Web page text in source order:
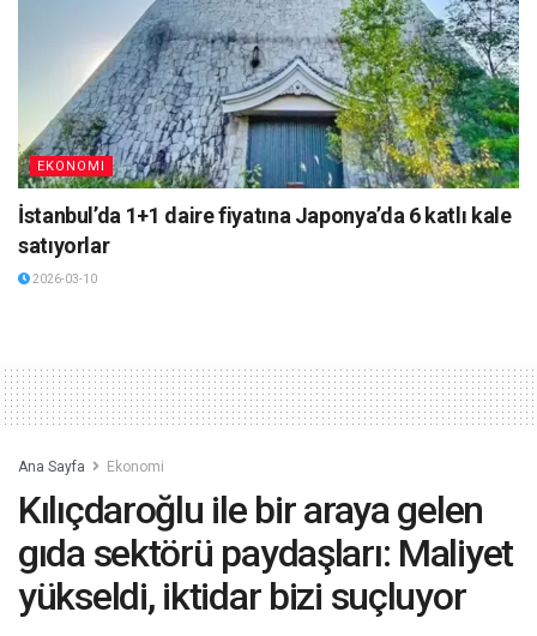
EKONOMI
İstanbul’da 1+1 daire fiyatına Japonya’da 6 katlı kale
satıyorlar
2026-03-10
Ana Sayfa Ekonomi
Kılıçdaroğlu ile bir araya gelen
gıda sektörü paydaşları: Maliyet
yükseldi, iktidar bizi suçluyor